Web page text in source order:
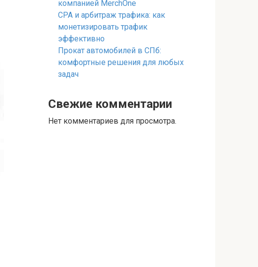
компанией MerchOne
СРА и арбитраж трафика: как
монетизировать трафик
эффективно
Прокат автомобилей в СПб:
комфортные решения для любых
задач
Свежие комментарии
Нет комментариев для просмотра.